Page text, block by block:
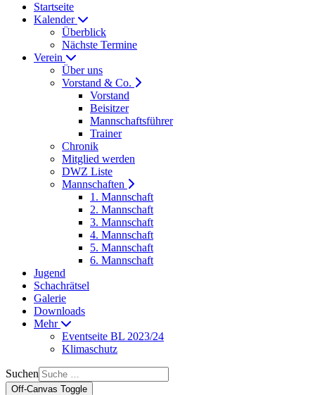
Startseite
Kalender
Überblick
Nächste Termine
Verein
Über uns
Vorstand & Co.
Vorstand
Beisitzer
Mannschaftsführer
Trainer
Chronik
Mitglied werden
DWZ Liste
Mannschaften
1. Mannschaft
2. Mannschaft
3. Mannschaft
4. Mannschaft
5. Mannschaft
6. Mannschaft
Jugend
Schachrätsel
Galerie
Downloads
Mehr
Eventseite BL 2023/24
Klimaschutz
Suchen
Off-Canvas Toggle